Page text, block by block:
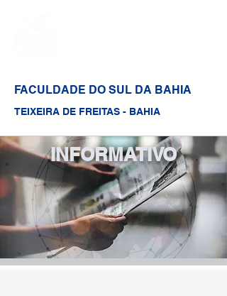
FACULDADE DO SUL DA BAHIA
TEIXEIRA DE FREITAS - BAHIA
INFORMATIVO